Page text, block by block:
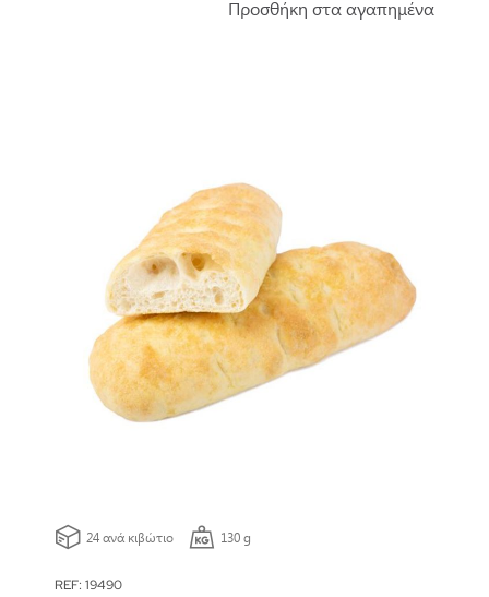
Προσθήκη στα αγαπημένα
24 ανά κιβώτιο 130 g
REF: 19490